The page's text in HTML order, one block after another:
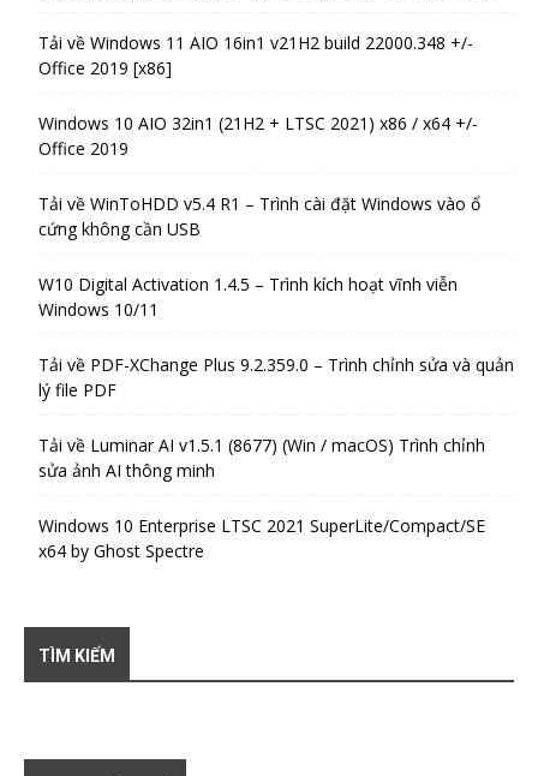
Tải về Windows 11 AIO 16in1 v21H2 build 22000.348 +/-
Office 2019 [x86]
Windows 10 AIO 32in1 (21H2 + LTSC 2021) x86 / x64 +/-
Office 2019
Tải về WinToHDD v5.4 R1 – Trình cài đặt Windows vào ổ
cứng không cần USB
W10 Digital Activation 1.4.5 – Trình kích hoạt vĩnh viễn
Windows 10/11
Tải về PDF-XChange Plus 9.2.359.0 – Trình chỉnh sửa và quản
lý file PDF
Tải về Luminar AI v1.5.1 (8677) (Win / macOS) Trình chỉnh
sửa ảnh AI thông minh
Windows 10 Enterprise LTSC 2021 SuperLite/Compact/SE
x64 by Ghost Spectre
TÌM KIẾM